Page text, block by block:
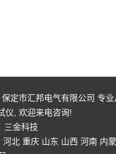
定市汇邦电气有限公司 专业
仪 , 欢迎来电咨询!
三金科技
河北 重庆 山东 山西 河南 内蒙